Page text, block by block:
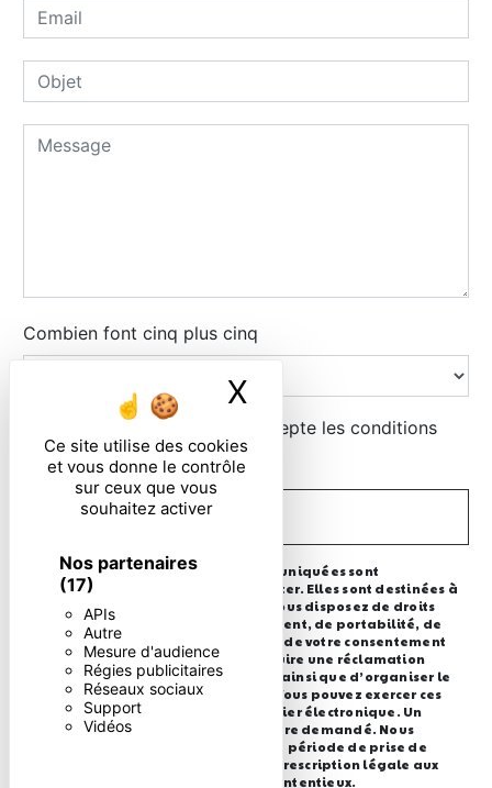
Ce site utilise des cookies
et vous donne le contrôle
sur ceux que vous
souhaitez activer
Nos partenaires
(17)
APIs
Autre
Mesure d'audience
Régies publicitaires
Réseaux sociaux
Support
Vidéos
X Masquer le
Combien font cinq plus cinq
En cochant cette case, j'accepte les conditions
particulières ci-dessous **
ENVOYER
** Les données personnelles communiquées sont
nécessaires aux fins de vous contacter. Elles sont destinées à
l'entreprise et ses sous-traitants. Vous disposez de droits
d’accès, de rectification, d’effacement, de portabilité, de
limitation, d’opposition, de retrait de votre consentement
à tout moment et du droit d’introduire une réclamation
auprès d’une autorité de contrôle, ainsi que d’organiser le
sort de vos données post-mortem. Vous pouvez exercer ces
droits par voie postale ou par courrier électronique. Un
justificatif d'identité pourra vous être demandé. Nous
conservons vos données pendant la période de prise de
contact puis pendant la durée de prescription légale aux
fins probatoire et de gestion des contentieux.